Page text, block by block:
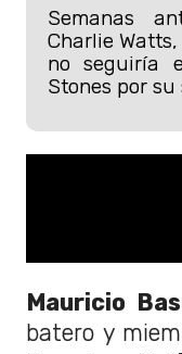
Semanas
Charlie
no seguiría
Stones por su
Mauricio
batero y